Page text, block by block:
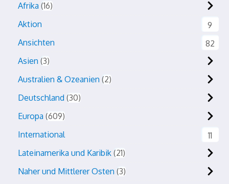
Afrika 16
Aktion
9
Ansichten
82
Asien 3
Australien & Ozeanien 2
Deutschland 30
Europa 609
International
11
Lateinamerika und Karibik 21
Naher und Mittlerer Osten 3